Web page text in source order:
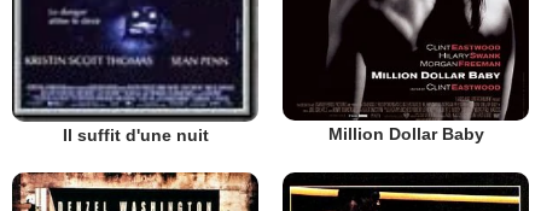
Il suffit d'une nuit Million Dollar Baby